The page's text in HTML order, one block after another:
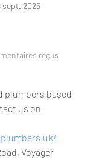
sept. 2025
reçus
plumbers based
us on
Voyager